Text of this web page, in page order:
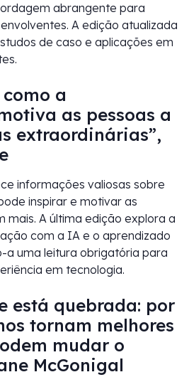
abrangente para
A edição atualizada
de caso e aplicações em
a
as pessoas a
extraordinárias”,
informações valiosas sobre
inspirar e motivar as
mais. A última edição explora a
com a IA e o aprendizado
a uma leitura obrigatória para
em tecnologia.
está quebrada: por
tornam melhores
mudar o
McGonigal